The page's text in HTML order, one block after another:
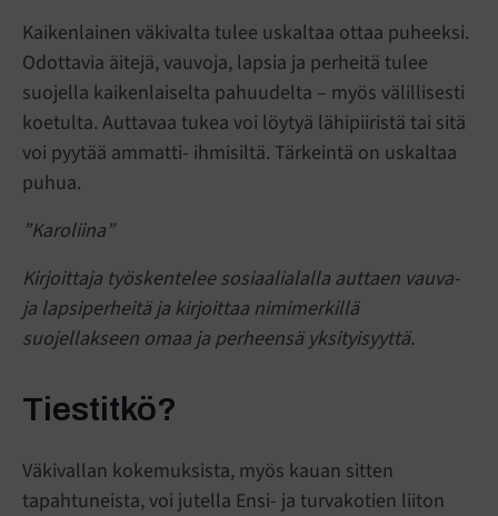
Kaikenlainen väkivalta tulee uskaltaa ottaa puheeksi.
Odottavia äitejä, vauvoja, lapsia ja perheitä tulee
suojella kaikenlaiselta pahuudelta – myös välillisesti
koetulta. Auttavaa tukea voi löytyä lähipiiristä tai sitä
voi pyytää ammatti- ihmisiltä. Tärkeintä on uskaltaa
puhua.
”Karoliina”
Kirjoittaja työskentelee sosiaalialalla auttaen vauva-
ja lapsiperheitä ja kirjoittaa nimimerkillä
suojellakseen omaa ja perheensä yksityisyyttä.
Tiestitkö?
Väkivallan kokemuksista, myös kauan sitten
tapahtuneista, voi jutella Ensi- ja turvakotien liiton